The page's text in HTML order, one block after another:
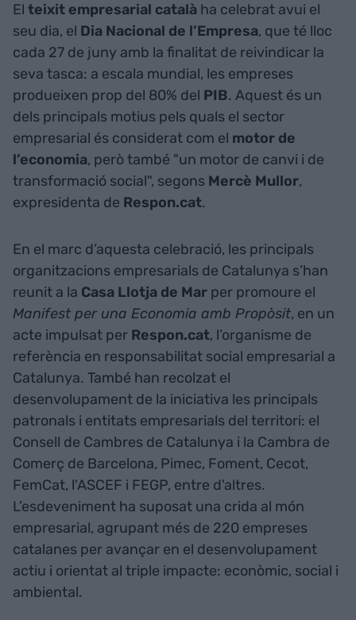
El teixit empresarial català ha celebrat avui el
seu dia, el Dia Nacional de l’Empresa, que té lloc
cada 27 de juny amb la finalitat de reivindicar la
seva tasca: a escala mundial, les empreses
produeixen prop del 80% del PIB. Aquest és un
dels principals motius pels quals el sector
empresarial és considerat com el motor de
l’economia, però també "un motor de canvi i de
transformació social", segons Mercè Mullor,
expresidenta de Respon.cat.
En el marc d’aquesta celebració, les principals
organitzacions empresarials de Catalunya s’han
reunit a la Casa Llotja de Mar per promoure el
Manifest per una Economia amb Propòsit, en un
acte impulsat per Respon.cat, l’organisme de
referència en responsabilitat social empresarial a
Catalunya. També han recolzat el
desenvolupament de la iniciativa les principals
patronals i entitats empresarials del territori: el
Consell de Cambres de Catalunya i la Cambra de
Comerç de Barcelona, Pimec, Foment, Cecot,
FemCat, l'ASCEF i FEGP, entre d'altres.
L’esdeveniment ha suposat una crida al món
empresarial, agrupant més de 220 empreses
catalanes per avançar en el desenvolupament
actiu i orientat al triple impacte: econòmic, social i
ambiental.